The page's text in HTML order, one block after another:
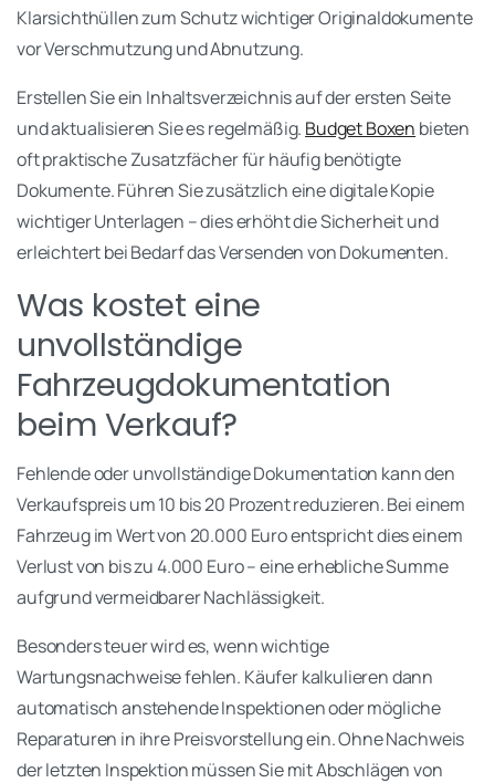
Klarsichthüllen zum Schutz wichtiger Originaldokumente
vor Verschmutzung und Abnutzung.
Erstellen Sie ein Inhaltsverzeichnis auf der ersten Seite
und aktualisieren Sie es regelmäßig. Budget Boxen bieten
oft praktische Zusatzfächer für häufig benötigte
Dokumente. Führen Sie zusätzlich eine digitale Kopie
wichtiger Unterlagen – dies erhöht die Sicherheit und
erleichtert bei Bedarf das Versenden von Dokumenten.
Was kostet eine
unvollständige
Fahrzeugdokumentation
beim Verkauf?
Fehlende oder unvollständige Dokumentation kann den
Verkaufspreis um 10 bis 20 Prozent reduzieren. Bei einem
Fahrzeug im Wert von 20.000 Euro entspricht dies einem
Verlust von bis zu 4.000 Euro – eine erhebliche Summe
aufgrund vermeidbarer Nachlässigkeit.
Besonders teuer wird es, wenn wichtige
Wartungsnachweise fehlen. Käufer kalkulieren dann
automatisch anstehende Inspektionen oder mögliche
Reparaturen in ihre Preisvorstellung ein. Ohne Nachweis
der letzten Inspektion müssen Sie mit Abschlägen von